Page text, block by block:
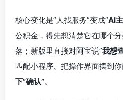
核心变化是”人找服务”变成”AI
公积金，得先想清楚它在哪个
落；新版里直接对阿宝说”我想
匹配小程序、把操作界面摆到你
下”确认”。